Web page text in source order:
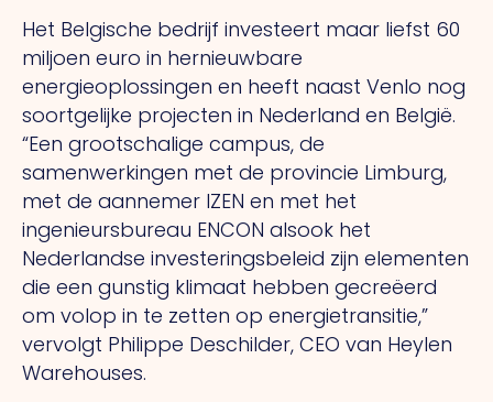
Het Belgische bedrijf investeert maar liefst 60
miljoen euro in hernieuwbare
energieoplossingen en heeft naast Venlo nog
soortgelijke projecten in Nederland en België.
“Een grootschalige campus, de
samenwerkingen met de provincie Limburg,
met de aannemer IZEN en met het
ingenieursbureau ENCON alsook het
Nederlandse investeringsbeleid zijn elementen
die een gunstig klimaat hebben gecreëerd
om volop in te zetten op energietransitie,”
vervolgt Philippe Deschilder, CEO van Heylen
Warehouses.